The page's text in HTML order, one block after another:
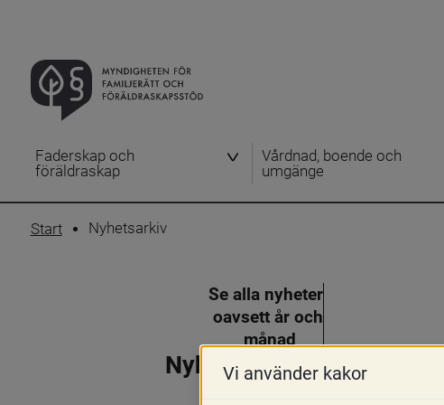
Faderskap och
föräldraskap
Vårdnad, boende och
umgänge
Start Nyhetsarkiv
Se alla nyheter
oavsett år och
månad
Nyhetsarkiv
Vi använder kakor